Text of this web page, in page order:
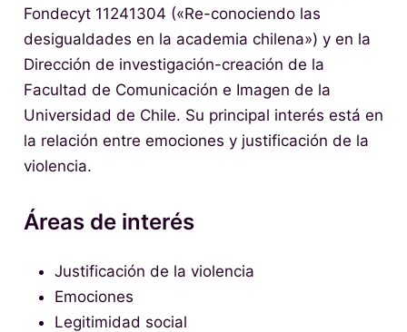
Fondecyt 11241304 («Re-conociendo las
desigualdades en la academia chilena») y en la
Dirección de investigación-creación de la
Facultad de Comunicación e Imagen de la
Universidad de Chile. Su principal interés está en
la relación entre emociones y justificación de la
violencia.
Áreas de interés
Justificación de la violencia
Emociones
Legitimidad social